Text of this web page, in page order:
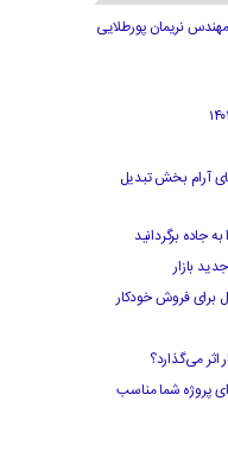
مهندس نریمان پورطلایی
آرام بخش تبدیل
جاده برگردانید
بازار
برای فروش خودکار
پروژه شما مناسب